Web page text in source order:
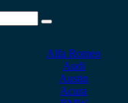
Alfa Romeo
Audi
Austin
Acura